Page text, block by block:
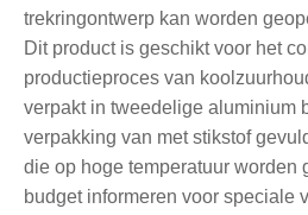
trekringontwerp kan worden
Dit product is geschikt voor het
productieproces van
verpakt in tweedelige aluminium
verpakking van met stikstof
die op hoge temperatuur worden
budget informeren voor speciale